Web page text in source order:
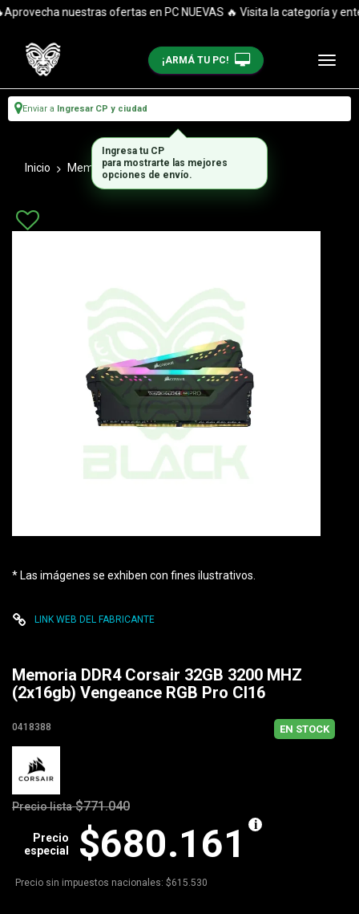
nuestras ofertas en PC NUEVAS 🔥 Visita la categoría y
¡ARMÁ TU PC!
Enviar a Ingresar CP y ciudad
Inicio Memorias Ram Ddr 4
* Las imágenes se exhiben con fines ilustrativos.
LINK WEB DEL FABRICANTE
Memoria DDR4 Corsair 32GB 3200 MHZ
(2x16gb) Vengeance RGB Pro Cl16
0418388 EN STOCK
Precio lista $771.040
$680.161
Precio
especial
Precio sin impuestos nacionales: $615.530
Ingresa tu CP
para mostrarte las mejores
opciones de envío.